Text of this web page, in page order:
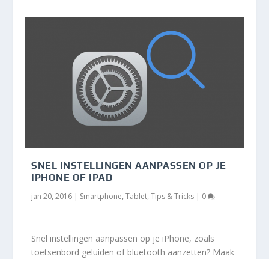
SNEL INSTELLINGEN AANPASSEN OP JE
IPHONE OF IPAD
jan 20, 2016 | Smartphone,Tablet,Tips & Tricks | 0
Snel instellingen aanpassen op je iPhone, zoals
toetsenbord geluiden of bluetooth aanzetten? Maak